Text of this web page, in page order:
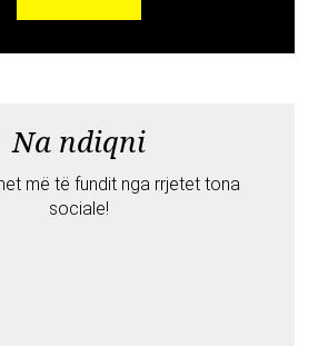
Na ndiqni
më të fundit nga rrjetet tona
sociale!